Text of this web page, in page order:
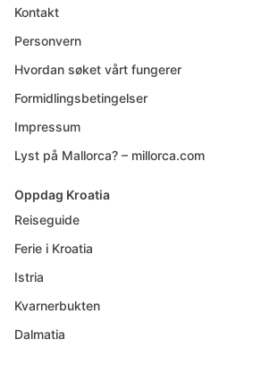
Kontakt
Personvern
Hvordan søket vårt fungerer
Formidlingsbetingelser
Impressum
Lyst på Mallorca? – millorca.com
Oppdag Kroatia
Reiseguide
Ferie i Kroatia
Istria
Kvarnerbukten
Dalmatia